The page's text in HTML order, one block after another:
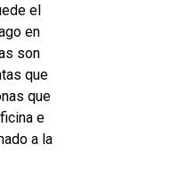
el
en
son
que
que
e
a la